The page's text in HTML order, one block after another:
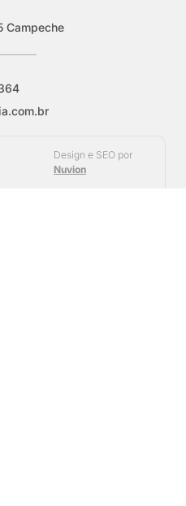
Campeche
Design e SEO por
Nuvion